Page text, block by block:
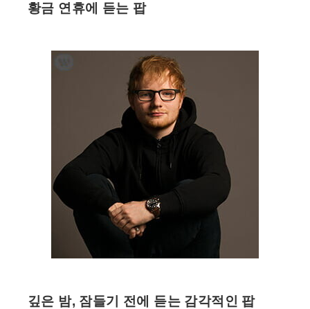
황금 연휴에 듣는 팝
깊은 밤, 잠들기 전에 듣는 감각적인 팝